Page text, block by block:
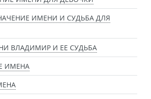
ИМЕНИ И СУДЬБА ДЛЯ
ВЛАДИМИР И ЕЕ СУДЬБА
ИМЕНА